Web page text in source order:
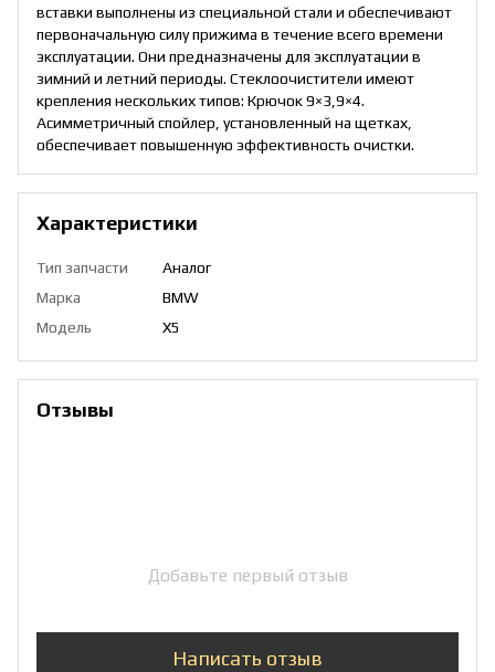
вставки выполнены из специальной стали и обеспечивают
первоначальную силу прижима в течение всего времени
эксплуатации. Они предназначены для эксплуатации в
зимний и летний периоды. Стеклоочистители имеют
крепления нескольких типов: Крючок 9×3,9×4.
Асимметричный спойлер, установленный на щетках,
обеспечивает повышенную эффективность очистки.
Характеристики
Тип запчасти
Аналог
Марка
BMW
Модель
X5
Отзывы
Добавьте первый отзыв
Написать отзыв